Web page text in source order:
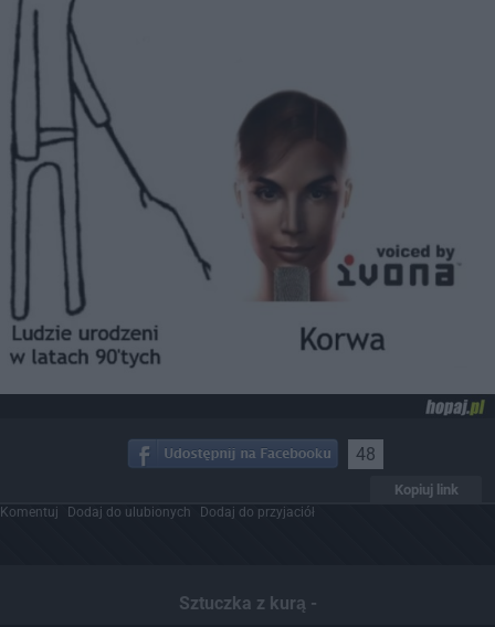
48
Kopiuj link
Komentuj Dodaj do ulubionych Dodaj do przyjaciół
Sztuczka z kurą -